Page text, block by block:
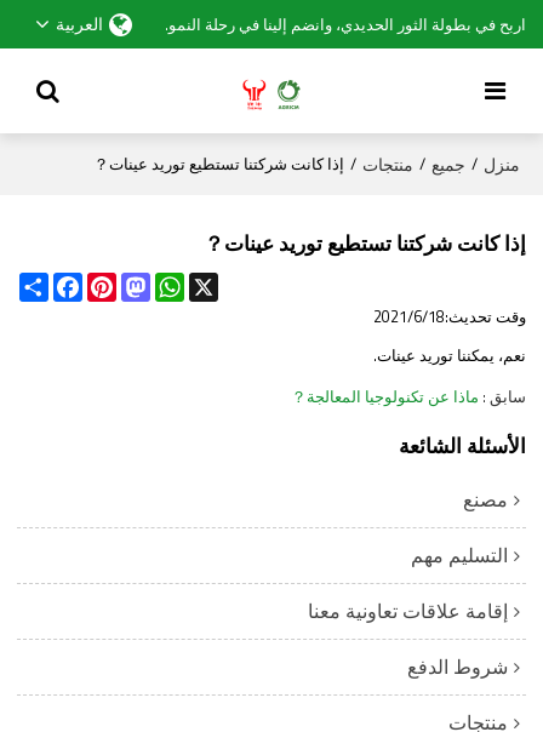
اربح في بطولة الثور الحديدي، وانضم إلينا في رحلة النمو. العربية
منزل / جميع / منتجات / إذا كانت شركتنا تستطيع توريد عينات？
إذا كانت شركتنا تستطيع توريد عينات？
Share
FacebookPinterest
MastodonWhatsApp
X
وقت تحديث:2021/6/18
نعم، يمكننا توريد عينات.
سابق ماذا عن تكنولوجيا المعالجة？
الأسئلة الشائعة
مصنع
التسليم مهم
إقامة علاقات تعاونية معنا
شروط الدفع
منتجات